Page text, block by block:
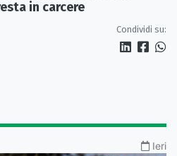
in carcere
Condividi su:
Ieri